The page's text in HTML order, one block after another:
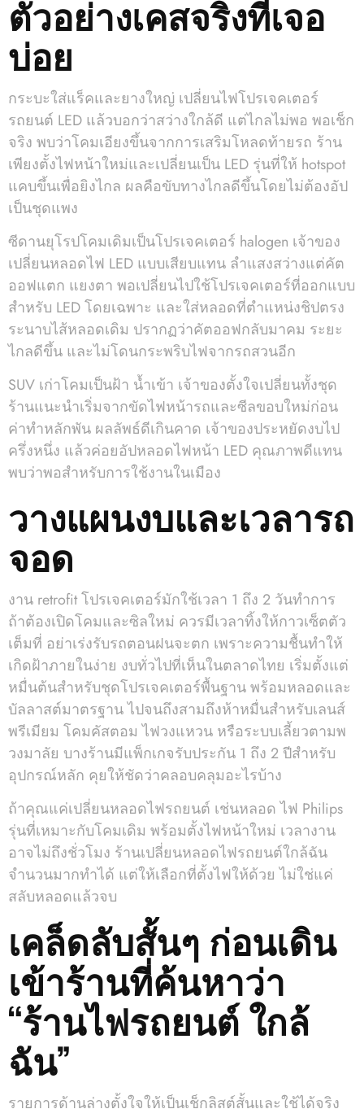
ตัวอย่างเคสจริงที่เจอ
บ่อย
กระบะใส่แร็คและยางใหญ่ เปลี่ยนไฟโปรเจคเตอร์
รถยนต์ LED แล้วบอกว่าสว่างใกล้ดี แต่ไกลไม่พอ พอเช็ก
จริง พบว่าโคมเอียงขึ้นจากการเสริมโหลดท้ายรถ ร้าน
เพียงตั้งไฟหน้าใหม่และเปลี่ยนเป็น LED รุ่นที่ให้ hotspot
แคบขึ้นเพื่อยิงไกล ผลคือขับทางไกลดีขึ้นโดยไม่ต้องอัป
เป็นชุดแพง
ซีดานยุโรปโคมเดิมเป็นโปรเจคเตอร์ halogen เจ้าของ
เปลี่ยนหลอดไฟ LED แบบเสียบแทน ลำแสงสว่างแต่คัต
ออฟแตก แยงตา พอเปลี่ยนไปใช้โปรเจคเตอร์ที่ออกแบบ
สำหรับ LED โดยเฉพาะ และใส่หลอดที่ตำแหน่งชิปตรง
ระนาบไส้หลอดเดิม ปรากฏว่าคัตออฟกลับมาคม ระยะ
ไกลดีขึ้น และไม่โดนกระพริบไฟจากรถสวนอีก
SUV เก่าโคมเป็นฝ้า น้ำเข้า เจ้าของตั้งใจเปลี่ยนทั้งชุด
ร้านแนะนำเริ่มจากขัดไฟหน้ารถและซีลขอบใหม่ก่อน
ค่าทำหลักพัน ผลลัพธ์ดีเกินคาด เจ้าของประหยัดงบไป
ครึ่งหนึ่ง แล้วค่อยอัปหลอดไฟหน้า LED คุณภาพดีแทน
พบว่าพอสำหรับการใช้งานในเมือง
วางแผนงบและเวลารถ
จอด
งาน retrofit โปรเจคเตอร์มักใช้เวลา 1 ถึง 2 วันทำการ
ถ้าต้องเปิดโคมและซิลใหม่ ควรมีเวลาทิ้งให้กาวเซ็ตตัว
เต็มที่ อย่าเร่งรับรถตอนฝนจะตก เพราะความชื้นทำให้
เกิดฝ้าภายในง่าย งบทั่วไปที่เห็นในตลาดไทย เริ่มตั้งแต่
หมื่นต้นสำหรับชุดโปรเจคเตอร์พื้นฐาน พร้อมหลอดและ
บัลลาสต์มาตรฐาน ไปจนถึงสามถึงห้าหมื่นสำหรับเลนส์
พรีเมียม โคมคัสตอม ไฟวงแหวน หรือระบบเลี้ยวตามพ
วงมาลัย บางร้านมีแพ็กเกจรับประกัน 1 ถึง 2 ปีสำหรับ
อุปกรณ์หลัก คุยให้ชัดว่าคลอบคลุมอะไรบ้าง
ถ้าคุณแค่เปลี่ยนหลอดไฟรถยนต์ เช่นหลอด ไฟ Philips
รุ่นที่เหมาะกับโคมเดิม พร้อมตั้งไฟหน้าใหม่ เวลางาน
อาจไม่ถึงชั่วโมง ร้านเปลี่ยนหลอดไฟรถยนต์ใกล้ฉัน
จำนวนมากทำได้ แต่ให้เลือกที่ตั้งไฟให้ด้วย ไม่ใช่แค่
สลับหลอดแล้วจบ
เคล็ดลับสั้นๆ ก่อนเดิน
เข้าร้านที่ค้นหาว่า
“ร้านไฟรถยนต์ ใกล้
ฉัน”
รายการด้านล่างตั้งใจให้เป็นเช็กลิสต์สั้นและใช้ได้จริง